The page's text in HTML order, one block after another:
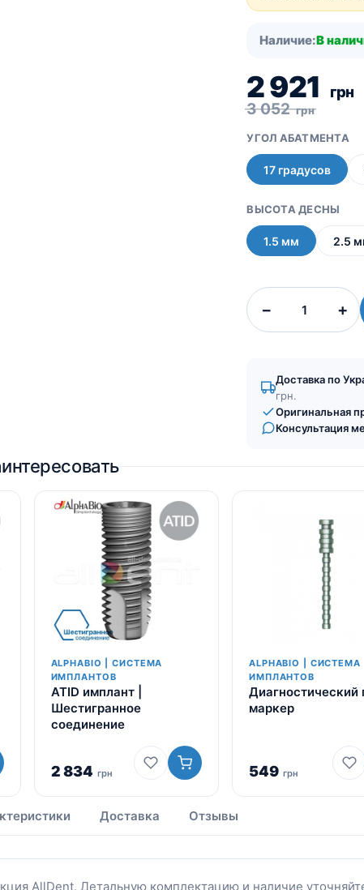
Наличие:В
2 921 грн
3 052грн
УГОЛ АБАТМЕНТА
17 градусов
ВЫСОТА ДЕСНЫ
1.5 мм 2.5
−
Количество
товара
Мультиюнит
|
Коническое
соединение
(CS)
+
Доставка по
грн.
Оригинальная
Консультация
ALPHABIO | СИСТЕМА
ИМПЛАНТОВ
ATID имплант |
Шестигранное
соединение
2 834 грн
ALPHABIO | СИСТЕМА
ИМПЛАНТОВ
Диагностический
маркер
549 грн
Доставка Отзывы
AllDent. Детальную комплектацию и наличие